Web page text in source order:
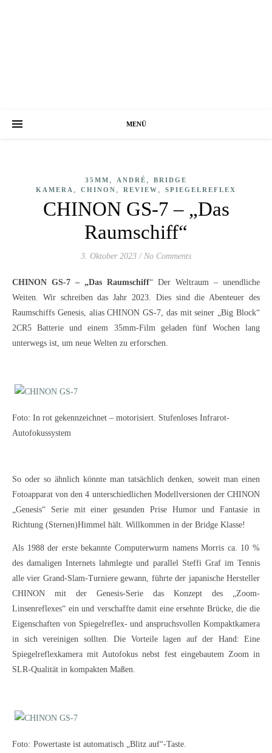
MENÜ
35MM , ANDRÉ ,
BRIDGE
KAMERA , CHINON , REVIEW , SPIEGELREFLEX
CHINON GS-7 – „Das
Raumschiff“
3. Oktober 2023 / No Comments
CHINON GS-7 – „Das Raumschiff“ Der Weltraum – unendliche
Weiten. Wir schreiben das Jahr 2023. Dies sind die Abenteuer des
Raumschiffs Genesis, alias CHINON GS-7, das mit seiner „Big Block“
2CR5 Batterie und einem 35mm-Film geladen fünf Wochen lang
unterwegs ist, um neue Welten zu erforschen.
Foto: In rot gekennzeichnet – motorisiert. Stufenloses Infrarot-
Autofokussystem
So oder so ähnlich könnte man tatsächlich denken, soweit man einen
Fotoapparat von den 4 unterschiedlichen Modellversionen der CHINON
„Genesis“ Serie mit einer gesunden Prise Humor und Fantasie in
Richtung (Sternen)Himmel hält. Willkommen in der Bridge Klasse!
Als 1988 der erste bekannte Computerwurm namens Morris ca. 10 %
des damaligen Internets lahmlegte und parallel Steffi Graf im Tennis
alle vier Grand-Slam-Turniere gewann, führte der japanische Hersteller
CHINON mit der Genesis-Serie das Konzept des „Zoom-
Linsenreflexes“ ein und verschaffte damit eine ersehnte Brücke, die die
Eigenschaften von Spiegelreflex- und anspruchsvollen Kompaktkamera
in sich vereinigen sollten. Die Vorteile lagen auf der Hand: Eine
Spiegelreflexkamera mit Autofokus nebst fest eingebautem Zoom in
SLR-Qualität in kompakten Maßen.
Foto: Powertaste ist automatisch „Blitz auf“-Taste.